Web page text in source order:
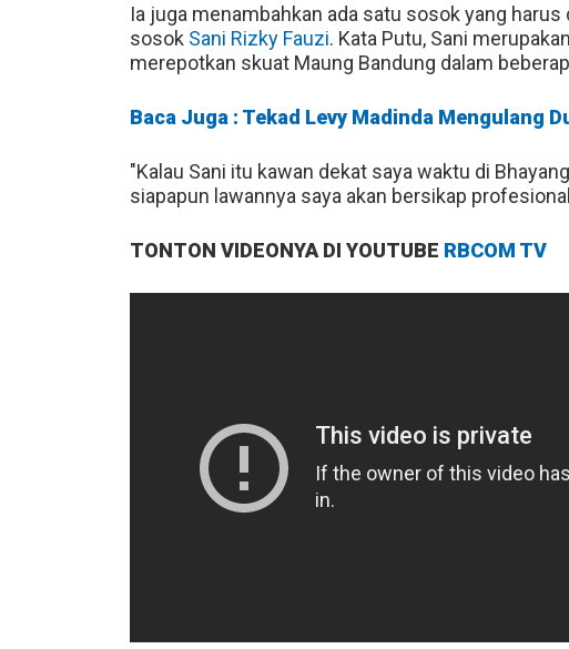
Ia juga menambahkan ada satu sosok yang
sosok Sani Rizky Fauzi. Kata Putu, Sani
merepotkan skuat Maung Bandung dalam
Baca Juga : Tekad Levy Madinda Mengulang
"Kalau Sani itu kawan dekat saya waktu di
siapapun lawannya saya akan bersikap
TONTON VIDEONYA DI YOUTUBE RBCOM TV